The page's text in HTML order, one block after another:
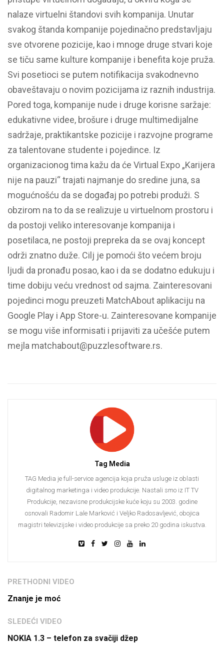
nalaze virtuelni štandovi svih kompanija. Unutar
svakog štanda kompanije pojedinačno predstavljaju
sve otvorene pozicije, kao i mnoge druge stvari koje
se tiču same kulture kompanije i benefita koje pruža.
Svi posetioci se putem notifikacija svakodnevno
obaveštavaju o novim pozicijama iz raznih industrija.
Pored toga, kompanije nude i druge korisne saržaje:
edukativne videe, brošure i druge multimedijalne
sadržaje, praktikantske pozicije i razvojne programe
za talentovane studente i pojedince. Iz
organizacionog tima kažu da će Virtual Expo „Karijera
nije na pauzi“ trajati najmanje do sredine juna, sa
mogućnošću da se događaj po potrebi produži. S
obzirom na to da se realizuje u virtuelnom prostoru i
da postoji veliko interesovanje kompanija i
posetilaca, ne postoji prepreka da se ovaj koncept
održi znatno duže. Cilj je pomoći što većem broju
ljudi da pronađu posao, kao i da se dodatno edukuju i
time dobiju veću vrednost od sajma. Zainteresovani
pojedinci mogu preuzeti MatchAbout aplikaciju na
Google Play i App Store-u. Zainteresovane kompanije
se mogu više informisati i prijaviti za učešće putem
mejla matchabout@puzzlesoftware.rs.
Tag Media
TAG Media je full-service agencija koja pruža usluge iz oblasti
digitalnog marketinga i video produkcije. Nastali smo iz IT TV
Produkcije, nezavisne produkcijske kuće koju su 2003. godine
osnovali Radomir Lale Marković i Veljko Radosavljević, obojica
magistri televizijske i video produkcije sa preko 20 godina iskustva.
PRETHODNI VIDEO
Znanje je moć
SLEDEĆI VIDEO
NOKIA 1.3 – telefon za svačiji džep